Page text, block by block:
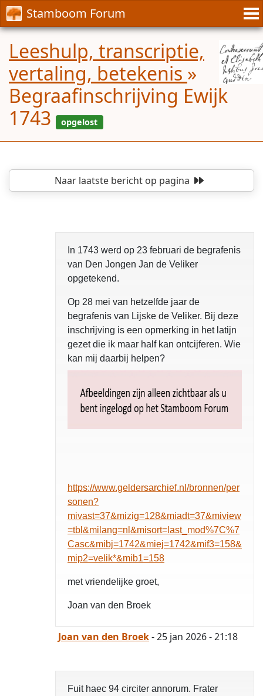
Stamboom Forum
Leeshulp, transcriptie,
vertaling, betekenis »
Begraafinschrijving Ewijk
1743
Naar laatste berichtop pagina
In 1743 werd op 23 februari de begrafenis
van Den Jongen Jan de Veliker
opgetekend.
Op 28 mei van hetzelfde jaar de
begrafenis van Lijske de Veliker. Bij deze
inschrijving is een opmerking in het latijn
gezet die ik maar half kan ontcijferen. Wie
kan mij daarbij helpen?
https://www.geldersarchief.nl/bronnen/per
sonen?
mivast=37&mizig=128&miadt=37&miview
=tbl&milang=nl&misort=last_mod%7C%7
Casc&mibj=1742&miej=1742&mif3=158&
mip2=velik*&mib1=158
met vriendelijke groet,
Joan van den Broek
Joan van den Broek- 25 jan 2026 - 21:18
Fuit haec 94 circiter annorum. Frater